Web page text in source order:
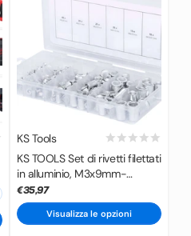
KS Tools
KS TOOLS Set di rivetti filettati
in alluminio, M3x9mm-
M10x21mm, 150 pezzi (
970.0620 )
€35,97
Visualizza le opzioni